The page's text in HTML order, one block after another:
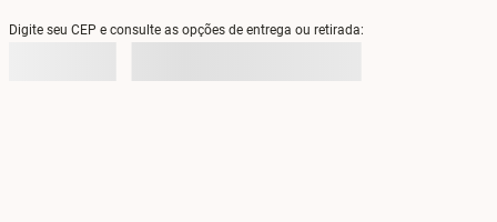
Digite seu CEP e consulte as opções de entrega ou retirada: